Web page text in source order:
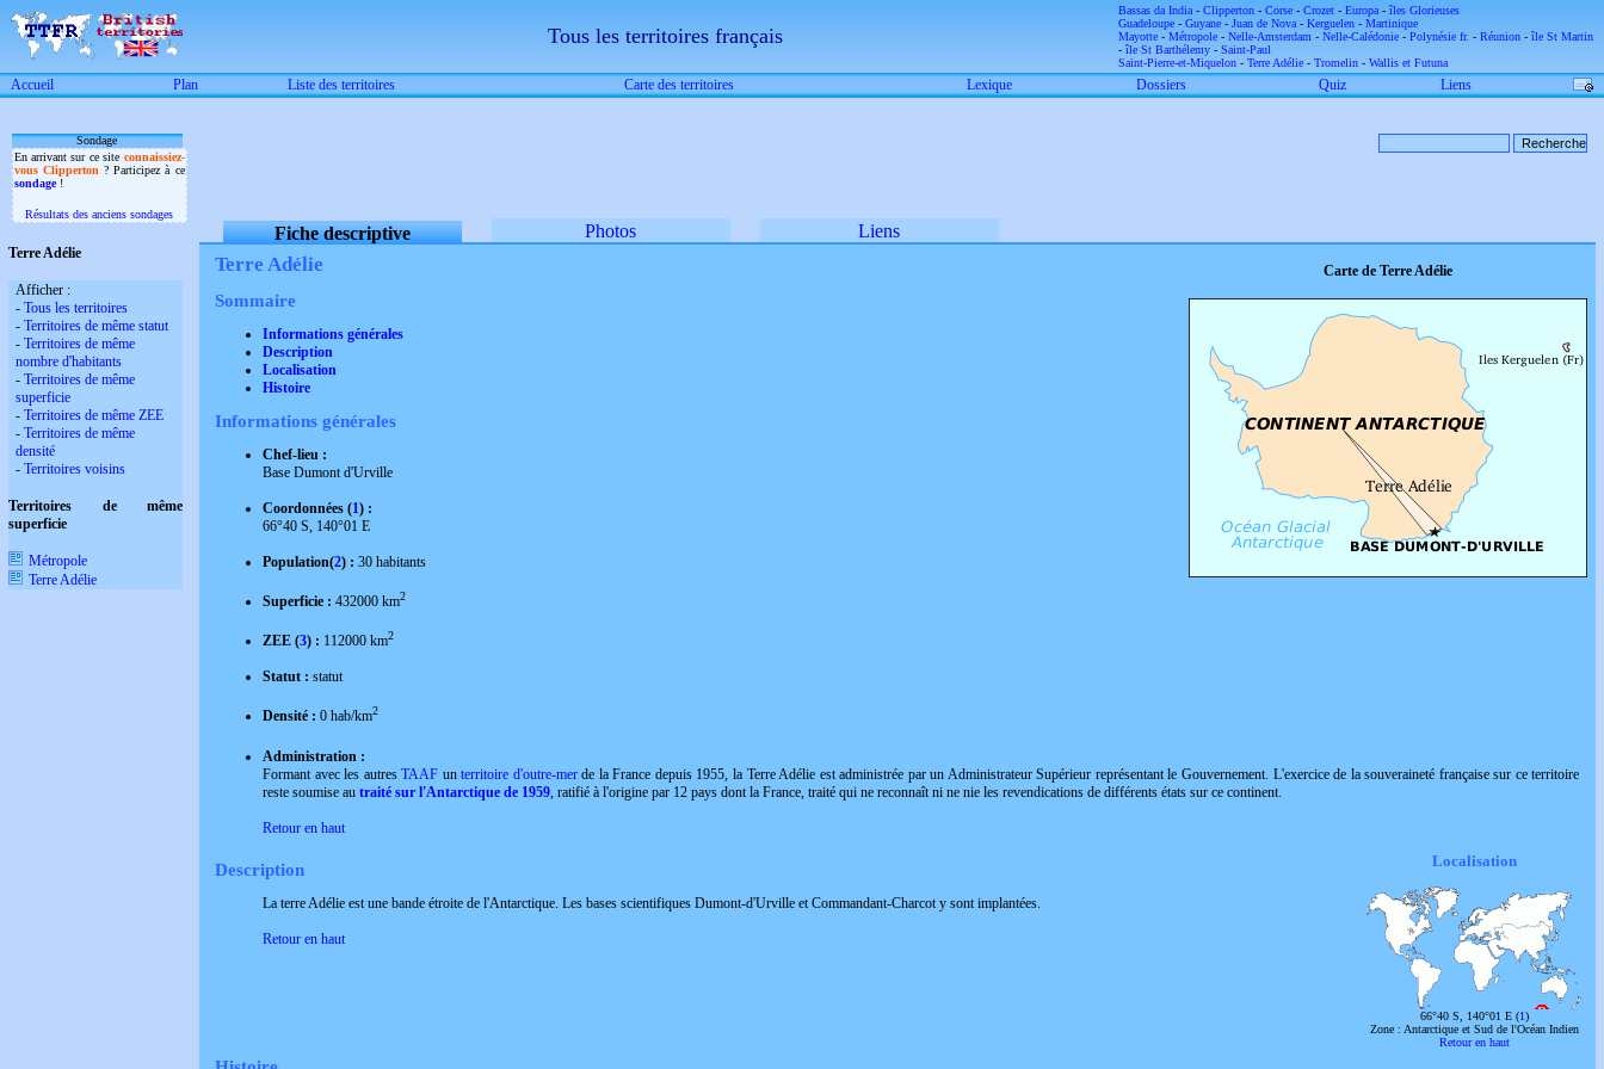
Tous les territoires français
Bassas da India- Clipperton- Corse- Crozet- Europa- îles Glorieuses
Guadeloupe- Guyane- Juan de Nova- Kerguelen- Martinique
Mayotte- Métropole- Nelle-Amsterdam - Nelle-Calédonie-Polynésie fr. -Réunion -île St Martin
- île St Barthélemy- Saint-Paul
Saint-Pierre-et-Miquelon- Terre Adélie- Tromelin- Wallis et Futuna
Accueil Plan Liste des territoires Carte des territoires Lexique Dossiers Quiz Liens
Sondage
En arrivant sur ce site connaissiez-
vous Clipperton ? Participez à ce
sondage!
Résultats des anciens sondages
Terre Adélie
Afficher :
-Tous les territoires
-Territoires de même statut
-Territoires de même
nombre d'habitants
-Territoires de même
superficie
-Territoires de même ZEE
-Territoires de même
densité
-Territoires voisins
Territoires de même
superficie
Métropole
Terre Adélie
Fiche descriptive Photos Liens
Terre Adélie
Sommaire
Informations générales
Description
Localisation
Histoire
Informations générales
Chef-lieu :
Base Dumont d'Urville
Coordonnées (1) :
66°40 S, 140°01 E
Population(2) : 30 habitants
Superficie : 432000 km2
ZEE (3) : 112000 km2
Statut : statut
Densité : 0 hab/km2
Carte de Terre Adélie
Administration :
Formant avec les autresTAAF unterritoire d'outre-merde la France depuis 1955, la Terre Adélie est administrée par un Administrateur Supérieur représentant le Gouvernement. L'exercice de la souveraineté française sur ce territoire
reste soumise au traité sur l'Antarctique de 1959, ratifié à l'origine par 12 pays dont la France, traité qui ne reconnaît ni ne nie les revendications de différents états sur ce continent.
Retour en haut
Description
La terre Adélie est une bande étroite de l'Antarctique. Les bases scientifiques Dumont-d'Urville et Commandant-Charcot y sont implantées.
Retour en haut
Localisation
66°40 S, 140°01 E (1)
Zone : Antarctique et Sud de l'Océan Indien
Retour en haut